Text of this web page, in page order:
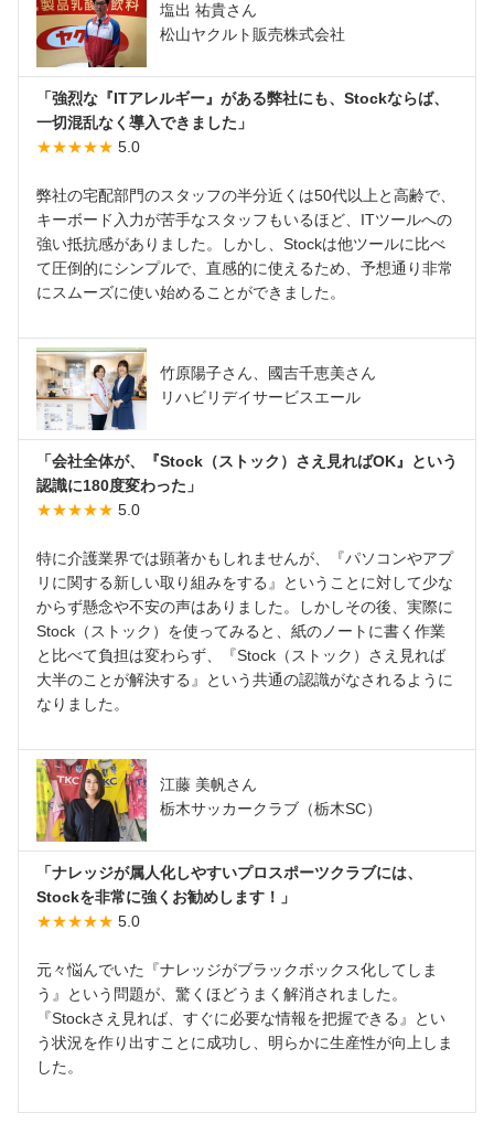
塩出 祐貴さん
松山ヤクルト販売株式会社
「強烈な『ITアレルギー』がある弊社にも、Stockならば、
一切混乱なく導入できました」
★★★★★ 5.0
弊社の宅配部門のスタッフの半分近くは50代以上と高齢で、
キーボード入力が苦手なスタッフもいるほど、ITツールへの
強い抵抗感がありました。しかし、Stockは他ツールに比べ
て圧倒的にシンプルで、直感的に使えるため、予想通り非常
にスムーズに使い始めることができました。
竹原陽子さん、國吉千恵美さん
リハビリデイサービスエール
「会社全体が、『Stock（ストック）さえ見ればOK』という
認識に180度変わった」
★★★★★ 5.0
特に介護業界では顕著かもしれませんが、『パソコンやアプ
リに関する新しい取り組みをする』ということに対して少な
からず懸念や不安の声はありました。しかしその後、実際に
Stock（ストック）を使ってみると、紙のノートに書く作業
と比べて負担は変わらず、『Stock（ストック）さえ見れば
大半のことが解決する』という共通の認識がなされるように
なりました。
江藤 美帆さん
栃木サッカークラブ（栃木SC）
「ナレッジが属人化しやすいプロスポーツクラブには、
Stockを非常に強くお勧めします！」
★★★★★ 5.0
元々悩んでいた『ナレッジがブラックボックス化してしま
う』という問題が、驚くほどうまく解消されました。
『Stockさえ見れば、すぐに必要な情報を把握できる』とい
う状況を作り出すことに成功し、明らかに生産性が向上しま
した。